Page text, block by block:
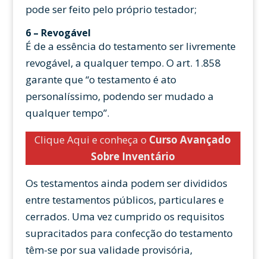
pode ser feito pelo próprio testador;
6 – Revogável
É de a essência do testamento ser livremente
revogável, a qualquer tempo. O art. 1.858
garante que “o testamento é ato
personalíssimo, podendo ser mudado a
qualquer tempo”.
Clique Aqui e conheça o Curso Avançado
Sobre Inventário
Os testamentos ainda podem ser divididos
entre testamentos públicos, particulares e
cerrados. Uma vez cumprido os requisitos
supracitados para confecção do testamento
têm-se por sua validade provisória,